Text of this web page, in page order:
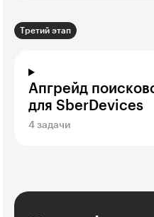
Третий этап
Апгрейд
для SberDevices
4 задачи